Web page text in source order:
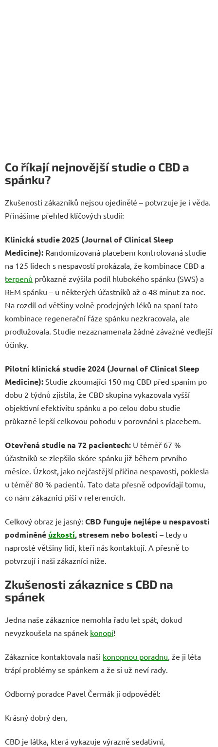
Co říkají nejnovější studie o CBD a
spánku?
Zkušenosti zákazníků nejsou ojedinělé – potvrzuje je i věda.
Přinášíme přehled klíčových studií:
Klinická studie 2025 (Journal of Clinical Sleep
Medicine): Randomizovaná placebem kontrolovaná studie
na 125 lidech s nespavostí prokázala, že kombinace CBD a
terpenů průkazně zvýšila podíl hlubokého spánku (SWS) a
REM spánku – u některých účastníků až o 48 minut za noc.
Na rozdíl od většiny volně prodejných léků na spaní tato
kombinace regenerační fáze spánku nezkracovala, ale
prodlužovala. Studie nezaznamenala žádné závažné vedlejší
účinky.
Pilotní klinická studie 2024 (Journal of Clinical Sleep
Medicine): Studie zkoumající 150 mg CBD před spaním po
dobu 2 týdnů zjistila, že CBD skupina vykazovala vyšší
objektivní efektivitu spánku a po celou dobu studie
průkazně lepší celkovou pohodu v porovnání s placebem.
Otevřená studie na 72 pacientech: U téměř 67 %
účastníků se zlepšilo skóre spánku již během prvního
měsíce. Úzkost, jako nejčastější příčina nespavosti, poklesla
u téměř 80 % pacientů. Tato data přesně odpovídají tomu,
co nám zákazníci píší v referencích.
Celkový obraz je jasný: CBD funguje nejlépe u nespavosti
podmíněné úzkostí, stresem nebo bolestí – tedy u
naprosté většiny lidí, kteří nás kontaktují. A přesně to
potvrzují i naši zákazníci níže.
Zkušenosti zákaznice s CBD na
spánek
Jedna naše zákaznice nemohla řadu let spát, dokud
nevyzkoušela na spánek konopí!
Zákaznice kontaktovala naši konopnou poradnu, že ji léta
trápí problémy se spánkem a že si už neví rady.
Odborný poradce Pavel Čermák ji odpověděl:
Krásný dobrý den,
CBD je látka, která vykazuje výrazně sedativní,